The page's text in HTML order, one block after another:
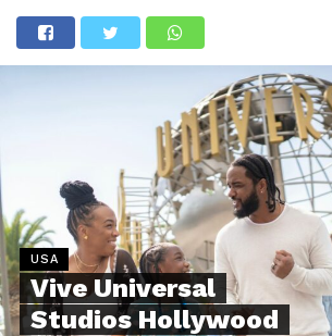
USA
Vive Universal
Studios Hollywood